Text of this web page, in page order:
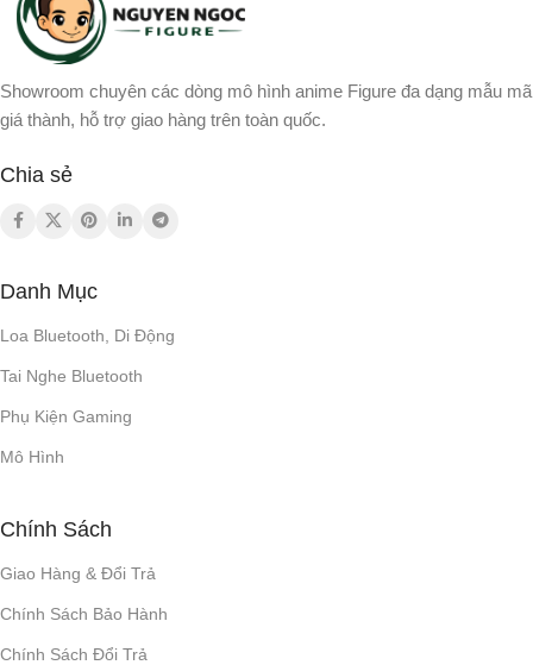
Showroom chuyên các dòng mô hình anime Figure đa dạng mẫu mã
giá thành, hỗ trợ giao hàng trên toàn quốc.
Chia sẻ
Danh Mục
Loa Bluetooth, Di Động
Tai Nghe Bluetooth
Phụ Kiện Gaming
Mô Hình
Chính Sách
Giao Hàng & Đổi Trả
Chính Sách Bảo Hành
Chính Sách Đổi Trả